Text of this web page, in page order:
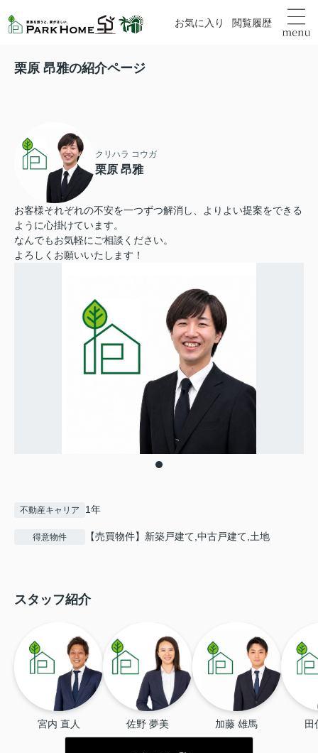
お気に入り 閲覧履歴
栗原 昂雅の紹介ページ
クリハラ コウガ
栗原 昂雅
お客様それぞれの不安を一つずつ解消し、よりよい提案をできる
ように心掛けています。
なんでもお気軽にご相談ください。
よろしくお願いいたします！
不動産キャリア 1年
得意物件 【売買物件】新築戸建て,中古戸建て,土地
スタッフ紹介
宮内 直人 佐野 夢美 加藤 雄馬 田